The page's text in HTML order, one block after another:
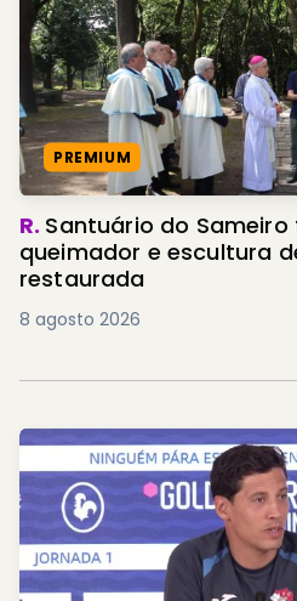
PREMIUM
R. Santuário do
queimador e escultura
restaurada
8 agosto 2026